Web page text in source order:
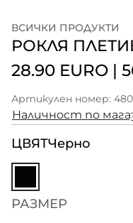
ВСИЧКИ ПРОДУКТИ
РОКЛЯ
28.90 EURO |
Артикулен номер:
Наличност по
ЦВЯТЧерно
РАЗМЕР